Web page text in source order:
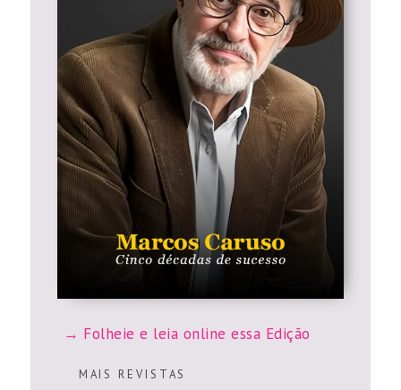
Folheie e leia online essa Edição
M A I S R E V I S T A S